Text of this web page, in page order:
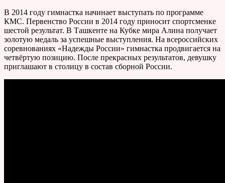
В 2014 году гимнастка начинает выступать по программе
КМС. Первенство России в 2014 году приносит спортсменке
шестой результат. В Ташкенте на Кубке мира Алина получает
золотую медаль за успешные выступления. На всероссийских
соревнованиях «Надежды России» гимнастка продвигается на
четвёртую позицию. После прекрасных результатов, девушку
приглашают в столицу в состав сборной России.